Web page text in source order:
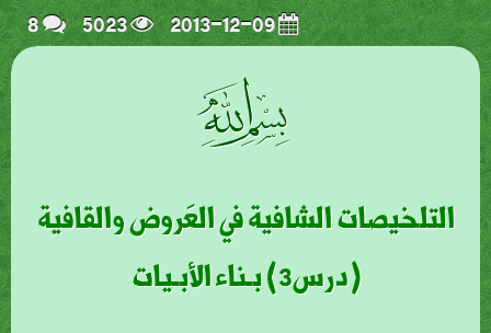
2013-12-09
5023
8
ﭗ
التلخيصات الشافية في العَروض والقافية
(درس3) بـناء الأبـيات